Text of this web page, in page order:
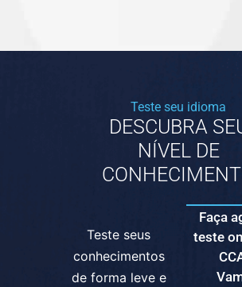
Teste seu idioma
DESCUBRA
NÍVEL DE
Teste seus
conhecimentos
de forma leve e
Faça
teste